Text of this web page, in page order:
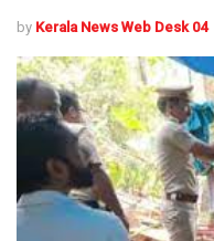
by Kerala News Web Desk 04